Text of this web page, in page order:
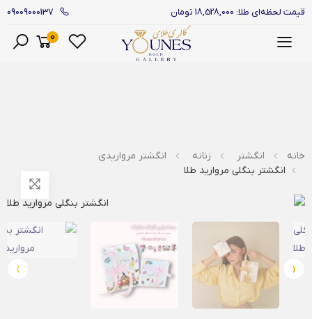
قیمت لحظه‌ای طلا: 18,528,000 تومان 09009000137
0
خانه انگشتر زنانه
انگشتر مرواریدی
انگشتر بنگلی مروارید طلا
‹
›